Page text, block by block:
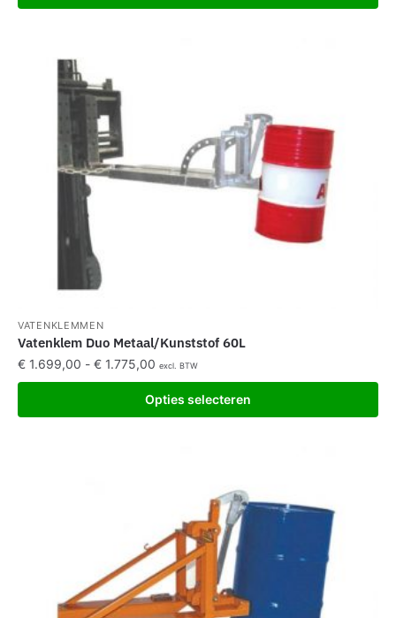
VATENKLEMMEN
Vatenklem Duo Metaal/Kunststof 60L
€ 1.699,00 - € 1.775,00 excl. BTW
Opties selecteren